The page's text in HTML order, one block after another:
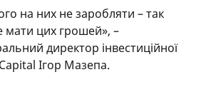
на них не заробляти – так
мати цих грошей», –
директор інвестиційної
Ігор Мазепа.